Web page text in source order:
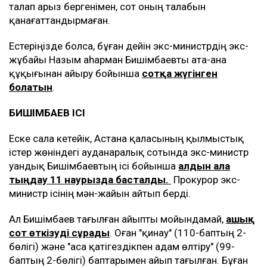
талап арыз бергенімен, сот оның талабын
қанағаттандырмаған.
Естеріңізде болса, бұған дейін экс-министрдің экс-
жұбайы Назым Қаһарман Бишімбаевты ата-ана
құқығынан айыру бойынша сотқа жүгінген
болатын.
БИШІМБАЕВ ІСІ
Еске сала кетейік, Астана қаласының қылмыстық
істер жөніндегі ауданаралық сотында экс-министр
Қуандық Бишімбаевтың ісі бойынша алдын ала
тыңдау 11 наурызда басталды. Прокурор экс-
министр ісінің мән-жайын айтып берді.
Ал Бишімбаев тағылған айыпты мойындамай, ашық
сот өткізуді сұрады. Оған "қинау" (110-баптың 2-
бөлігі) және "аса қатігездікпен адам өлтіру" (99-
баптың 2-бөлігі) баптарымен айып тағылған. Бұған